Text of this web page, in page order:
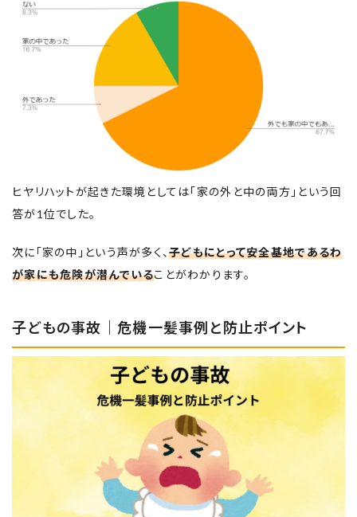
ヒヤリハットが起きた環境としては「家の外と中の両方」という回
答が1位でした。
次に「家の中」という声が多く、子どもにとって安全基地であるわ
が家にも危険が潜んでいることがわかります。
子どもの事故｜危機一髪事例と防止ポイント